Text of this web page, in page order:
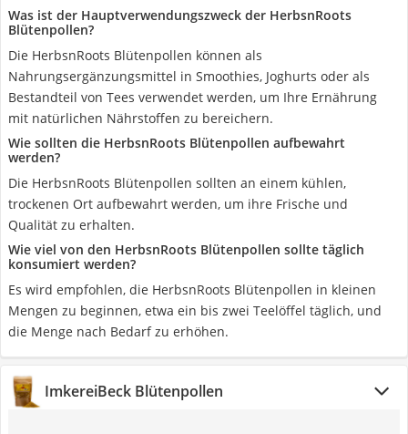
Was ist der Hauptverwendungszweck der HerbsnRoots
Blütenpollen?
Die HerbsnRoots Blütenpollen können als
Nahrungsergänzungsmittel in Smoothies, Joghurts oder als
Bestandteil von Tees verwendet werden, um Ihre Ernährung
mit natürlichen Nährstoffen zu bereichern.
Wie sollten die HerbsnRoots Blütenpollen aufbewahrt
werden?
Die HerbsnRoots Blütenpollen sollten an einem kühlen,
trockenen Ort aufbewahrt werden, um ihre Frische und
Qualität zu erhalten.
Wie viel von den HerbsnRoots Blütenpollen sollte täglich
konsumiert werden?
Es wird empfohlen, die HerbsnRoots Blütenpollen in kleinen
Mengen zu beginnen, etwa ein bis zwei Teelöffel täglich, und
die Menge nach Bedarf zu erhöhen.
ImkereiBeck Blütenpollen